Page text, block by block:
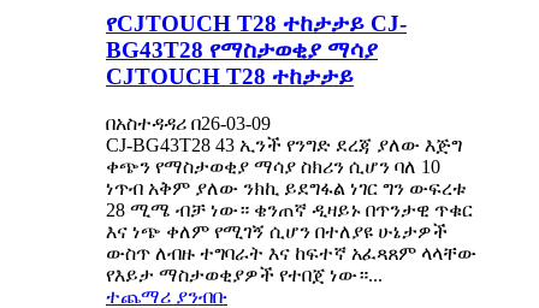
የCJTOUCH T28 ተከታታይ CJ-
BG43T28 የማስታወቂያ ማሳያ
CJTOUCH T28 ተከታታይ
በአስተዳዳሪ በ26-03-09
CJ-BG43T28 43 ኢንች የንግድ ደረጃ ያለው እጅግ
ቀጭን የማስታወቂያ ማሳያ ስክሪን ሲሆን ባለ 10
ነጥብ አቅም ያለው ንክኪ ይደግፋል ነገር ግን ውፍረቱ
28 ሚሜ ብቻ ነው። ቄንጠኛ ዲዛይኑ በጥንታዊ ጥቁር
እና ነጭ ቀለም የሚገኝ ሲሆን በተለያዩ ሁኔታዎች
ውስጥ ለብዙ ተግባራት እና ከፍተኛ አፈጻጸም ላላቸው
የእይታ ማስታወቂያዎች የተበጀ ነው።...
ተጨማሪ ያንብቡ